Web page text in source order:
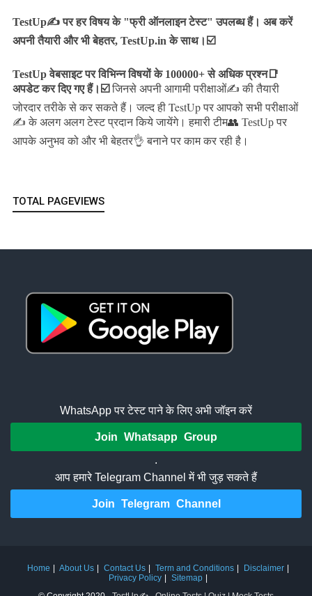
TestUp✍️ पर हर विषय के "फ्री ऑनलाइन टेस्ट" उपलब्ध हैं। अब करें
अपनी तैयारी और भी बेहतर, TestUp.in के साथ।☑️
TestUp वेबसाइट पर विभिन्न विषयों के 100000+ से अधिक प्रश्न📑
अपडेट कर दिए गए हैं। ☑️ जिनसे अपनी आगामी परीक्षाओं✍️ की तैयारी
जोरदार तरीके से कर सकते हैं।जल्द ही TestUp पर आपको सभी परीक्षाओं
✍️ के अलग अलग टेस्ट प्रदान किये जायेंगे। हमारी टीम👥 TestUp पर
आपके अनुभव को और भी बेहतर👌 बनाने पर काम कर रही है।
TOTAL PAGEVIEWS
WhatsApp पर टेस्ट पाने के लिए अभी जॉइन करें
Join Whatsapp Group
.
आप हमारे Telegram Channel में भी जुड़ सकते हैं
Join Telegram Channel
Home About Us Contact Us Term and Conditions
Disclaimer
Privacy Policy
Sitemap